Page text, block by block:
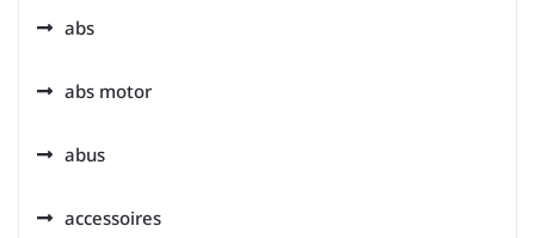
abs
abs motor
abus
accessoires